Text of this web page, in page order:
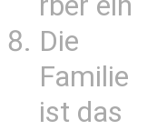
Die
Familie
ist das